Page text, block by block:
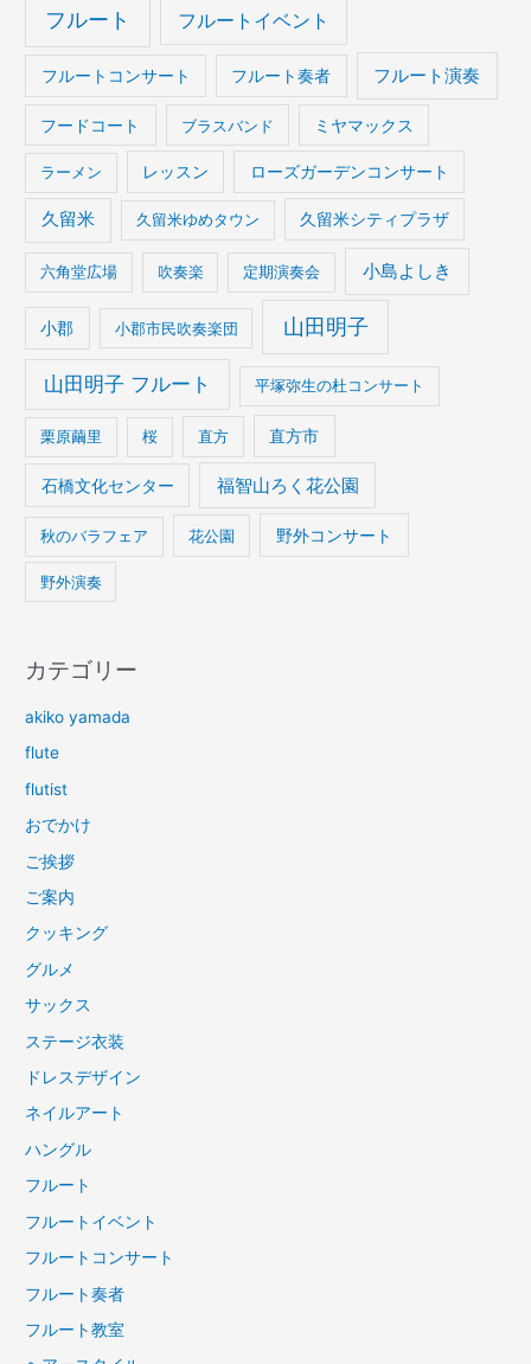
フルート フルートイベント
フルートコンサート フルート奏者 フルート演奏
フードコート ブラスバンド ミヤマックス
ラーメン レッスン ローズガーデンコンサート
久留米 久留米ゆめタウン 久留米シティプラザ
六角堂広場 吹奏楽 定期演奏会 小島よしき
小郡 小郡市民吹奏楽団 山田明子
山田明子 フルート 平塚弥生の杜コンサート
栗原繭里 桜 直方 直方市
石橋文化センター 福智山ろく花公園
秋のバラフェア 花公園 野外コンサート
野外演奏
カテゴリー
akiko yamada
flute
flutist
おでかけ
ご挨拶
ご案内
クッキング
グルメ
サックス
ステージ衣装
ドレスデザイン
ネイルアート
ハングル
フルート
フルートイベント
フルートコンサート
フルート奏者
フルート教室